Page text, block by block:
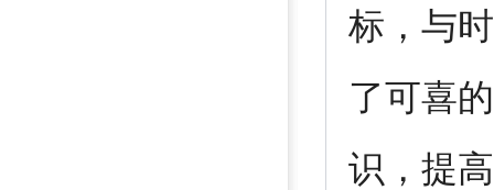
标，与
了可喜
识，提